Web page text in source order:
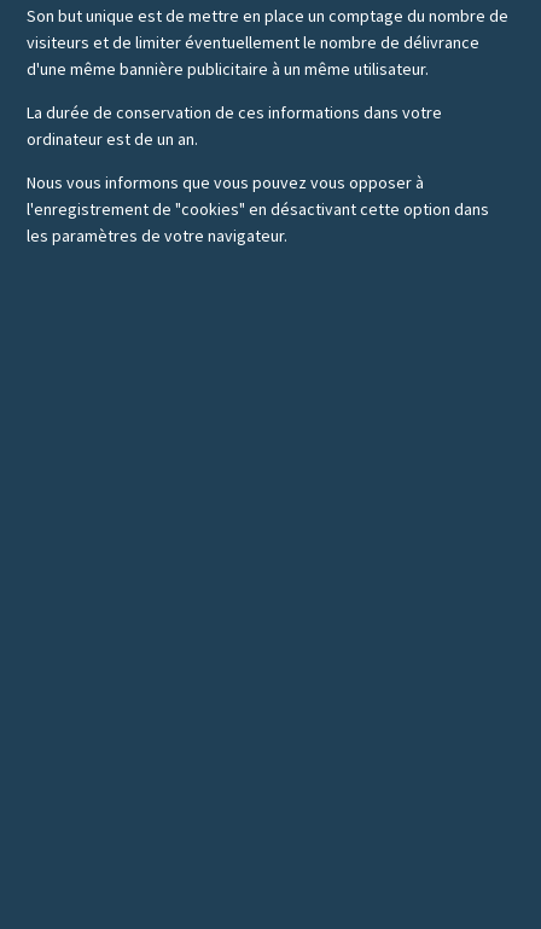
Son but unique est de mettre en place un comptage du nombre de
visiteurs et de limiter éventuellement le nombre de délivrance
d'une même bannière publicitaire à un même utilisateur.
La durée de conservation de ces informations dans votre
ordinateur est de un an.
Nous vous informons que vous pouvez vous opposer à
l'enregistrement de "cookies" en désactivant cette option dans
les paramètres de votre navigateur.